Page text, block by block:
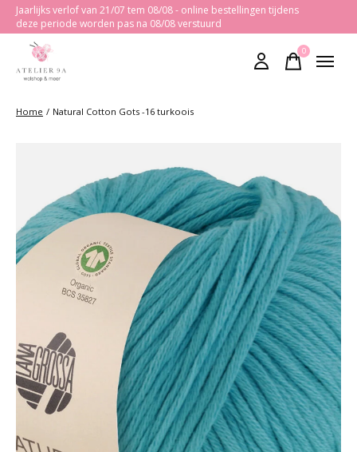
Jaarlijks verlof van 21/07 tem 08/08 - online bestellingen tijdens
deze periode worden pas na 08/08 verstuurd
0items
Home / Natural Cotton Gots -16 turkoois